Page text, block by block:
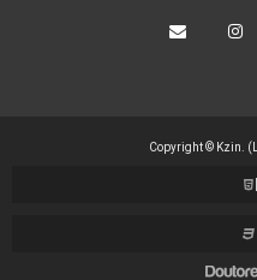
Copyright © Kzin.